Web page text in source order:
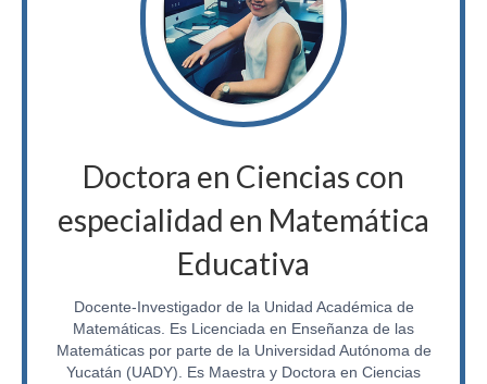
DES Ciencias Básicas
Biblioteca Virtual
Informes Anuales
Planes de Desarrollo
Bolsa de Trabajo
Sistemas
SIIAF
Doctora en Ciencias con
especialidad en Matemática
Educativa
Docente-Investigador de la Unidad Académica de
Matemáticas. Es Licenciada en Enseñanza de las
Matemáticas por parte de la Universidad Autónoma de
Yucatán (UADY). Es Maestra y Doctora en Ciencias